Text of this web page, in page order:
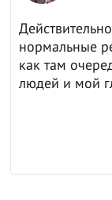
нормальные
как там
людей и мой